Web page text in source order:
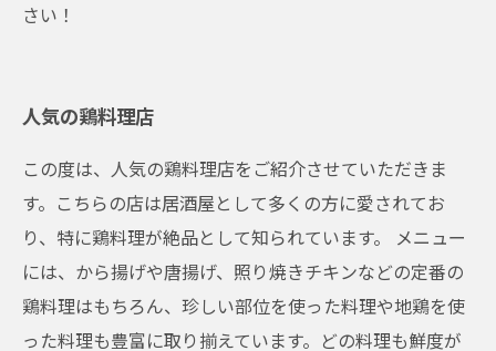
さい！
人気の鶏料理店
この度は、人気の鶏料理店をご紹介させていただきま
す。こちらの店は居酒屋として多くの方に愛されてお
り、特に鶏料理が絶品として知られています。 メニュー
には、から揚げや唐揚げ、照り焼きチキンなどの定番の
鶏料理はもちろん、珍しい部位を使った料理や地鶏を使
った料理も豊富に取り揃えています。どの料理も鮮度が